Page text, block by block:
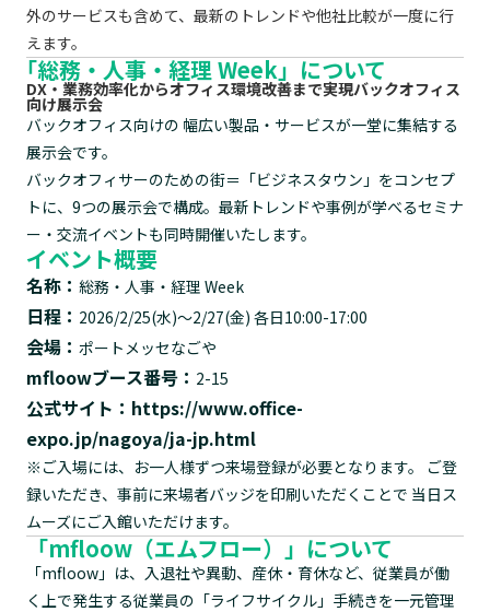
外のサービスも含めて、最新のトレンドや他社比較が一度に行
えます。
｢総務・人事・経理 Week」について
DX・業務効率化からオフィス環境改善まで実現バックオフィス
向け展示会
バックオフィス向けの 幅広い製品・サービスが一堂に集結する
展示会です。
バックオフィサーのための街＝「ビジネスタウン」をコンセプ
トに、9つの展示会で構成。最新トレンドや事例が学べるセミナ
ー・交流イベントも同時開催いたします。
イベント概要
名称： 総務・人事・経理 Week
日程： 2026/2/25(水)〜2/27(金) 各日10:00-17:00
会場： ポートメッセなごや
mfloowブース番号： 2-15
公式サイト： https://www.office-
expo.jp/nagoya/ja-jp.html
※ご入場には、お一人様ずつ来場登録が必要となります。 ご登
録いただき、事前に来場者バッジを印刷いただくことで 当日ス
ムーズにご入館いただけます。
「mfloow（エムフロー）」について
「mfloow」は、入退社や異動、産休・育休など、従業員が働
く上で発生する従業員の「ライフサイクル」手続きを一元管理